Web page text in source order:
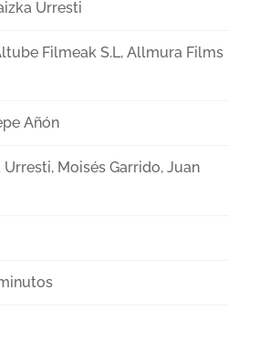
Urresti
Filmeak S.L, Allmura Films
Añón
Urresti, Moisés Garrido, Juan